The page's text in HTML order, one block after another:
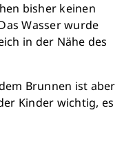
bisher keinen
Wasser wurde
in der Nähe des
Brunnen ist aber
Kinder wichtig, es